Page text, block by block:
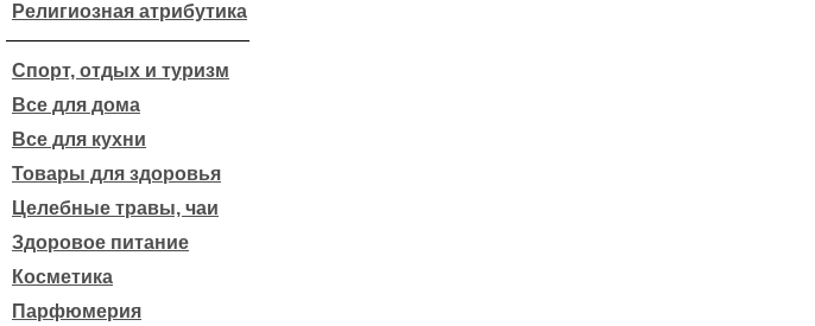
Религиозная атрибутика
Спорт, отдых и туризм
Все для дома
Все для кухни
Товары для здоровья
Целебные травы, чаи
Здоровое питание
Косметика
Парфюмерия